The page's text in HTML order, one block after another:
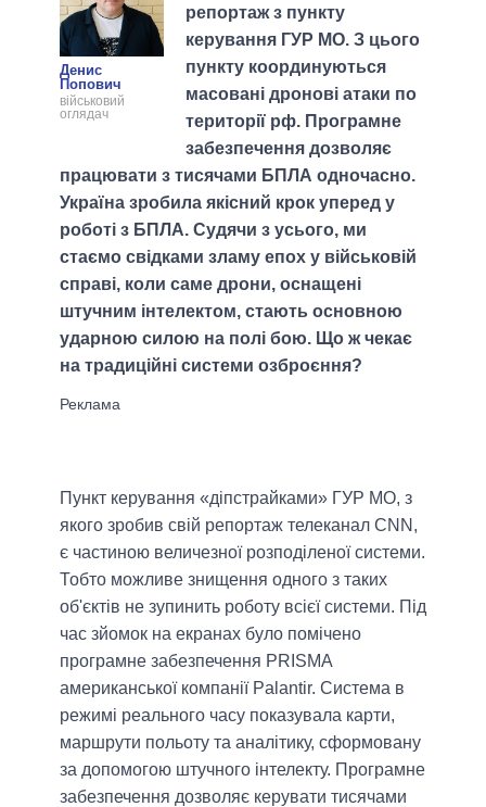
Денис
Попович
військовий
оглядач
репортаж з пункту
керування ГУР МО. З цього
пункту координуються
масовані дронові атаки по
території рф. Програмне
забезпечення дозволяє
працювати з тисячами БПЛА одночасно.
Україна зробила якісний крок уперед у
роботі з БПЛА. Судячи з усього, ми
стаємо свідками зламу епох у військовій
справі, коли саме дрони, оснащені
штучним інтелектом, стають основною
ударною силою на полі бою. Що ж чекає
на традиційні системи озброєння?
Пункт керування «діпстрайками» ГУР МО, з
якого зробив свій репортаж телеканал CNN,
є частиною величезної розподіленої системи.
Тобто можливе знищення одного з таких
об'єктів не зупинить роботу всієї системи. Під
час зйомок на екранах було помічено
програмне забезпечення PRISMA
американської компанії Palantir. Система в
режимі реального часу показувала карти,
маршрути польоту та аналітику, сформовану
за допомогою штучного інтелекту. Програмне
забезпечення дозволяє керувати тисячами